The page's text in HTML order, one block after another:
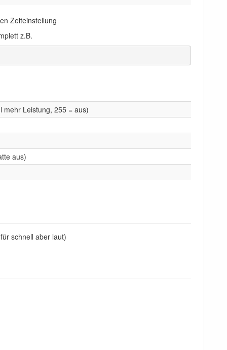
Zeiteinstellung
z.B.
mehr Leistung, 255 = aus)
aus)
schnell aber laut)